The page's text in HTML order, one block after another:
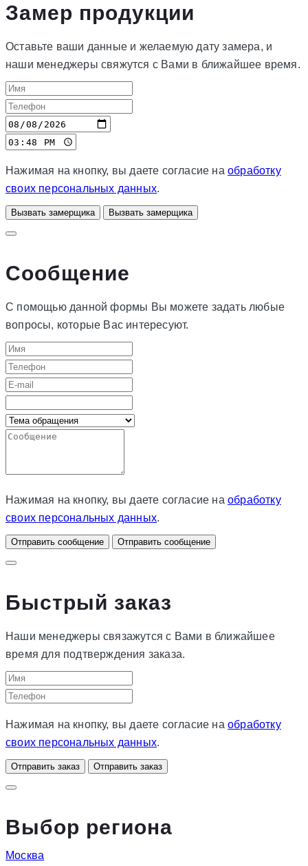
Замер продукции
Оставьте ваши данные и желаемую дату замера, и
наши менеджеры свяжутся с Вами в ближайшее время.
Нажимая на кнопку, вы даете согласие наобработку
своих персональных данных.
Вызвать замерщика Вызвать замерщика
Сообщение
С помощью данной формы Вы можете задать любые
вопросы, которые Вас интересуют.
Нажимая на кнопку, вы даете согласие наобработку
своих персональных данных.
Отправить сообщение Отправить сообщение
Быстрый заказ
Наши менеджеры связажутся с Вами в ближайшее
время для подтверждения заказа.
Нажимая на кнопку, вы даете согласие наобработку
своих персональных данных.
Отправить заказ Отправить заказ
Выбор региона
Москва